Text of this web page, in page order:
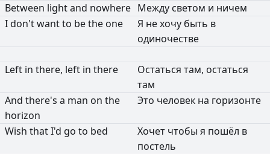
Between lightand nowhere Между светом и ничем
Idon'twantto bethe one Я нехочу быть в
одиночестве
Left in there, left in there Остаться там, остаться
там
And there's a man on the
horizon
Это человек на горизонте
Wish thatI'd go to bed Хочет чтобы я пошёл в
постель